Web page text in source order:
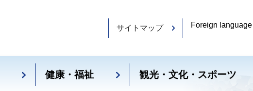
サイトマップ Foreign language
健康・福祉 観光・文化・スポーツ